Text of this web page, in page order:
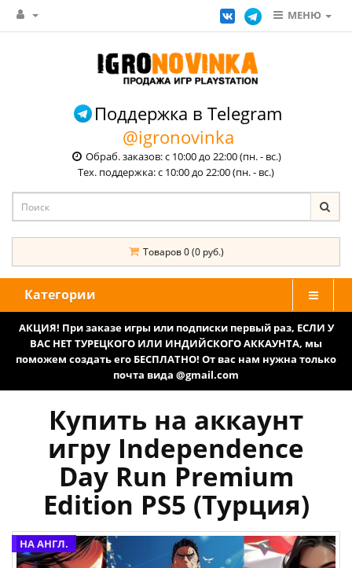
МЕНЮ
Поддержка в Telegram
@igronovinka
Обраб. заказов: с 10:00 до 22:00 (пн. - вс.)
Тех. поддержка: с 10:00 до 22:00 (пн. - вс.)
Товаров 0 (0 руб.)
Категории
АКЦИЯ! При заказе игры или подписки первый раз, ЕСЛИ У
ВАС НЕТ ТУРЕЦКОГО ИЛИ ИНДИЙСКОГО АККАУНТА, мы
поможем создать его БЕСПЛАТНО! От вас нам нужна только
почта вида @gmail.com
Купить на аккаунт
игру Independence
Day Run Premium
Edition PS5 (Турция)
НА АНГЛ.